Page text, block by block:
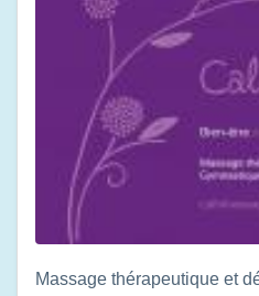
Massage thérapeutique et